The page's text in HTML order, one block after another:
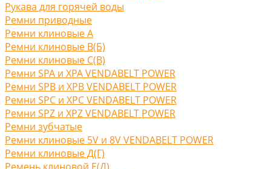
Рукава для горячей воды
Ремни приводные
Ремни клиновые A
Ремни клиновые В(Б)
Ремни клиновые С(B)
Ремни SPA и XPA VENDABELT POWER
Ремни SPB и XPB VENDABELT POWER
Ремни SPC и XPC VENDABELT POWER
Ремни SPZ и XPZ VENDABELT POWER
Ремни зубчатые
Ремни клиновые 5V и 8V VENDABELT POWER
Ремни клиновые Д(Г)